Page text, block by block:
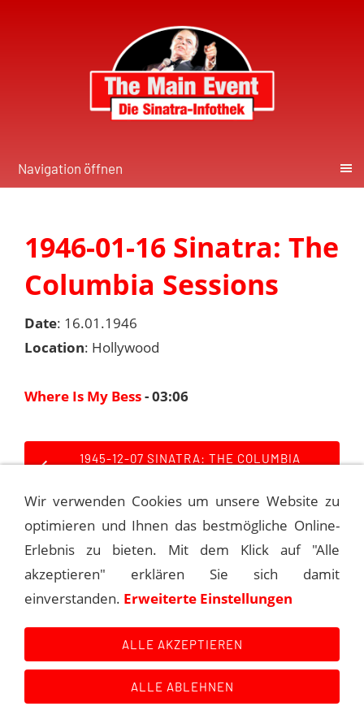
Navigation öffnen
1946-01-16 Sinatra: The
Columbia Sessions
Date: 16.01.1946
Location: Hollywood
Where Is My Bess- 03:06
1945-12-07 SINATRA: THE COLUMBIA
SESSIONS
Kontakt Main Event History
Quellen
Datenschutzerklärung
Wir verwenden Cookies um unsere Website zu
optimieren und Ihnen das bestmögliche Online-
Erlebnis zu bieten. Mit dem Klick auf "Alle
akzeptieren" erklären Sie sich damit
einverstanden. Erweiterte Einstellungen
ALLE AKZEPTIEREN
ALLE ABLEHNEN